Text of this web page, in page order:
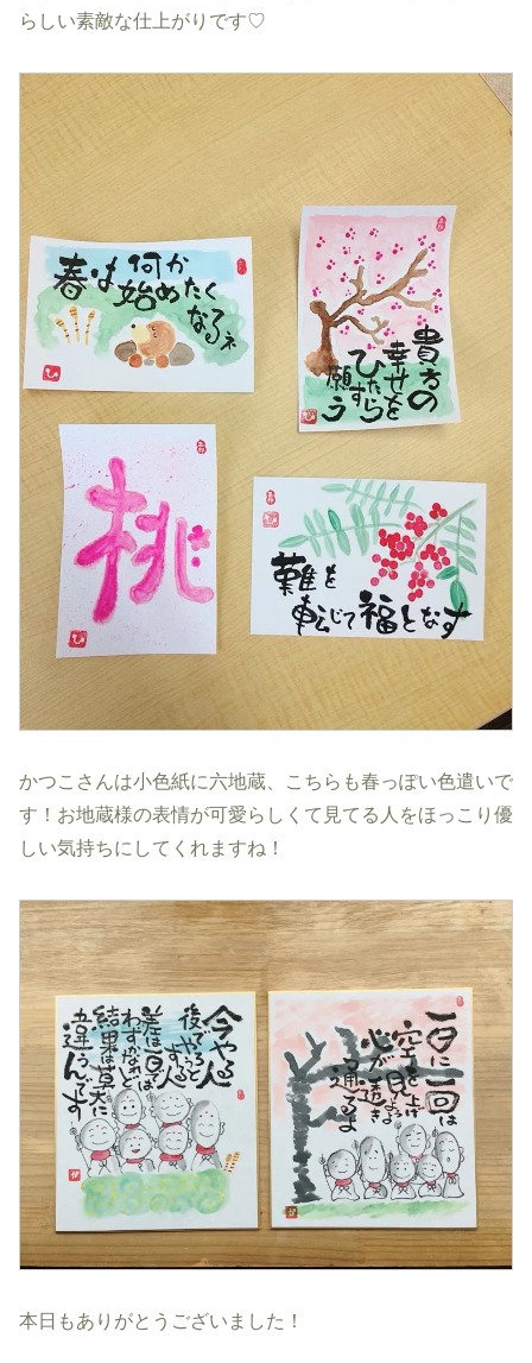
らしい素敵な仕上がりです♡
かつこさんは小色紙に六地蔵、こちらも春っぽい色遣いで
す！お地蔵様の表情が可愛らしくて見てる人をほっこり優
しい気持ちにしてくれますね！
本日もありがとうございました！